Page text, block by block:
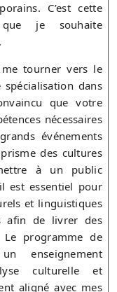
C’est cette
que je souhaite
tourner vers le
dans
que votre
nécessaires
événements
des cultures
à un public
est essentiel pour
et linguistiques
afin de livrer des
Le programme de
enseignement
culturelle et
aligné avec mes